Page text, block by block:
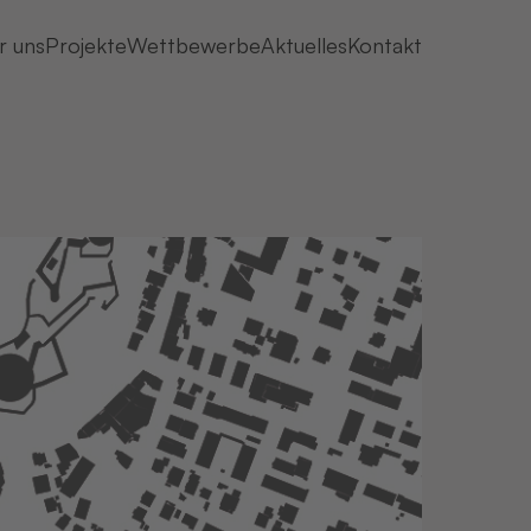
unsProjekteWettbewerbeAktuellesKontakt